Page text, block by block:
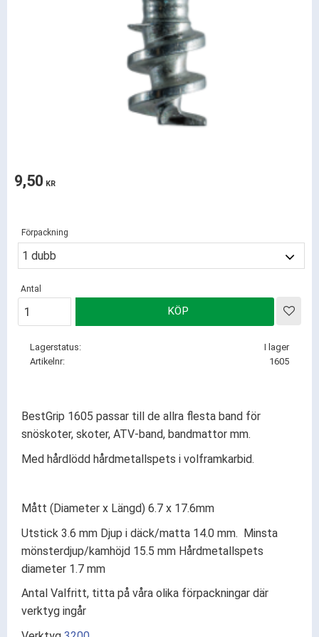
9,50 KR
Förpackning
Antal
KÖP
Lagerstatus
I lager
Artikelnr
1605
BestGrip 1605 passar till de allra flesta band för
snöskoter, skoter, ATV-band, bandmattor mm.
Med hårdlödd hårdmetallspets i volframkarbid.
Mått (Diameter x Längd) 6.7 x 17.6mm
Utstick 3.6 mm Djup i däck/matta 14.0 mm. Minsta
mönsterdjup/kamhöjd 15.5 mm Hårdmetallspets
diameter 1.7 mm
Antal Valfritt, titta på våra olika förpackningar där
verktyg ingår